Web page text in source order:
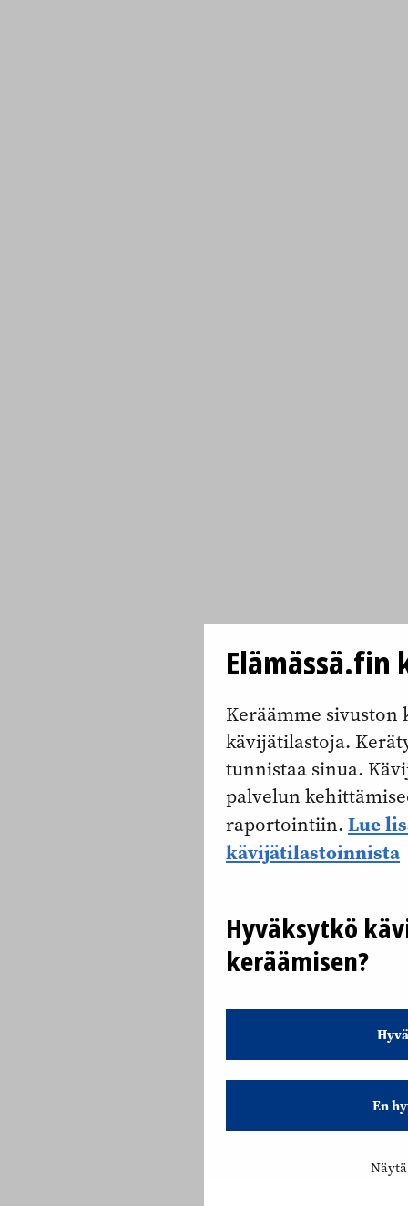
Keräämme sivuston
kävijätilastoja.
tunnistaa sinua.
palvelun
raportointiin. Lue
kävijätilastoinnista
Hyväksytkö
keräämisen?
En